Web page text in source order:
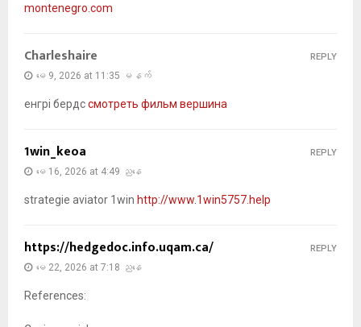
montenegro.com
Charleshaire
မေ 9, 2026 at 11:35 မနက်
енгрі бердссмотреть фильм вершина
REPLY
1win_keoa
မေ 16, 2026 at 4:49 ညနေ
strategie aviator 1win http://www.1win5757.help
REPLY
https://hedgedoc.info.uqam.ca/
မေ 22, 2026 at 7:18 ညနေ
References:
REPLY